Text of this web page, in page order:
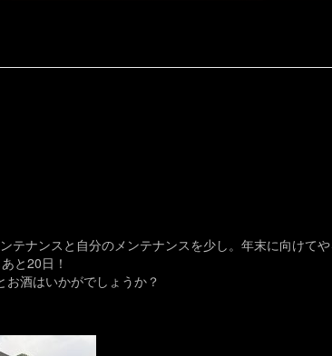
テナンスと自分のメンテナンスを少し。年末に向けて
と20日！
酒はいかがでしょうか？